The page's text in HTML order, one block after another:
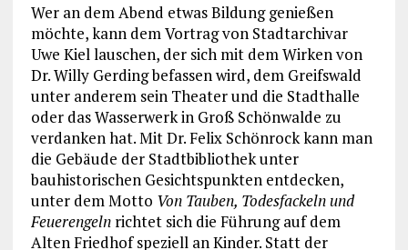
Wer an dem Abend etwas Bildung genießen
möchte, kann dem Vortrag von Stadtarchivar
Uwe Kiel lauschen, der sich mit dem Wirken von
Dr. Willy Gerding befassen wird, dem Greifswald
unter anderem sein Theater und die Stadthalle
oder das Wasserwerk in Groß Schönwalde zu
verdanken hat. Mit Dr. Felix Schönrock kann man
die Gebäude der Stadtbibliothek unter
bauhistorischen Gesichtspunkten entdecken,
unter dem Motto Von Tauben, Todesfackeln und
Feuerengelnrichtet sich die Führung auf dem
Alten Friedhof speziell an Kinder. Statt der